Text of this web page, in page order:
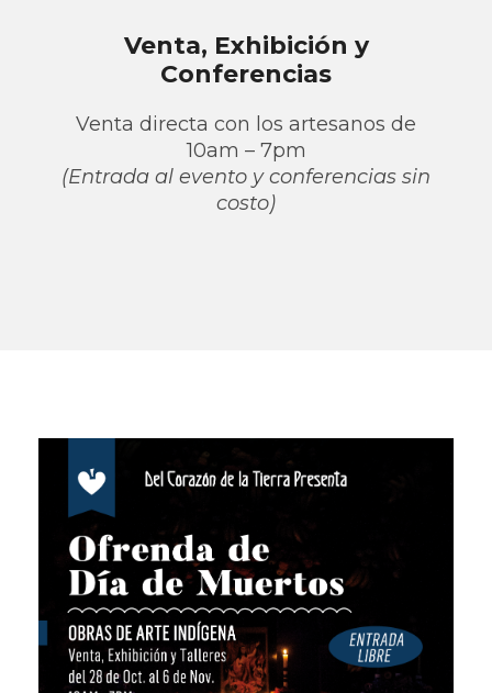
Venta, Exhibición y
Conferencias
Venta directa con los artesanos de
10am – 7pm
(Entrada al evento y conferencias sin
costo)